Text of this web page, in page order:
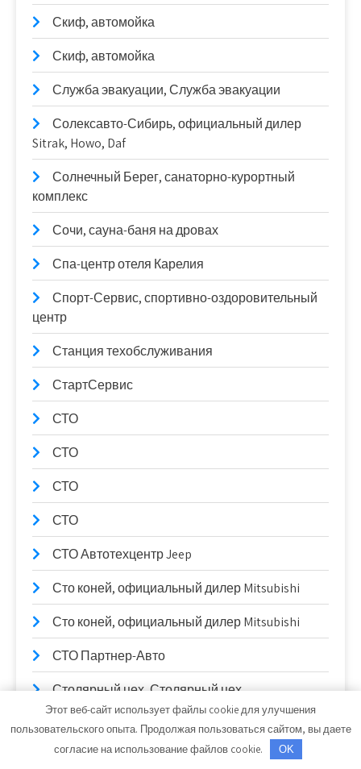
Скиф, автомойка
Скиф, автомойка
Служба эвакуации, Служба эвакуации
Солексавто-Сибирь, официальный дилер
Sitrak, Howo, Daf
Солнечный Берег, санаторно-курортный
комплекс
Сочи, сауна-баня на дровах
Спа-центр отеля Карелия
Спорт-Сервис, спортивно-оздоровительный
центр
Станция техобслуживания
СтартСервис
СТО
СТО
СТО
СТО
СТО Автотехцентр Jeep
Сто коней, официальный дилер Mitsubishi
Сто коней, официальный дилер Mitsubishi
СТО Партнер-Авто
Столярный цех, Столярный цех
Сулак, гостиничный комплекс
Сывлах, Баня №2
Этот веб-сайт использует файлы cookie для улучшения
пользовательского опыта. Продолжая пользоваться сайтом, вы даете
согласие на использование файлов cookie.
OK